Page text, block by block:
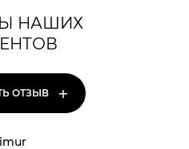
НАШИХ
ОТЗЫВ +